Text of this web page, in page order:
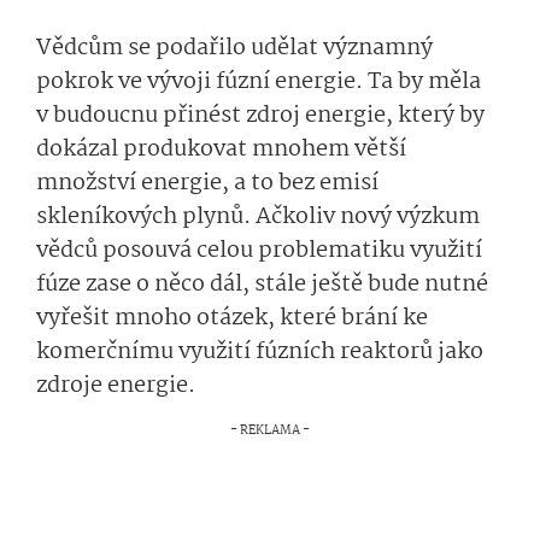
Vědcům se podařilo udělat významný
pokrok ve vývoji fúzní energie. Ta by měla
v budoucnu přinést zdroj energie, který by
dokázal produkovat mnohem větší
množství energie, a to bez emisí
skleníkových plynů. Ačkoliv nový výzkum
vědců posouvá celou problematiku využití
fúze zase o něco dál, stále ještě bude nutné
vyřešit mnoho otázek, které brání ke
komerčnímu využití fúzních reaktorů jako
zdroje energie.